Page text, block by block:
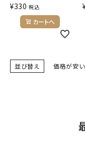
お知らせ
ご利用ガイド
プライバシーポリシー
¥330 税込
カートへ
並び替え 価格が安